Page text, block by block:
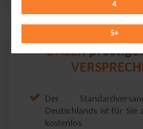
4
5+
UNSERprestige.
Der
Deutschlands ist für Sie
kostenlos.